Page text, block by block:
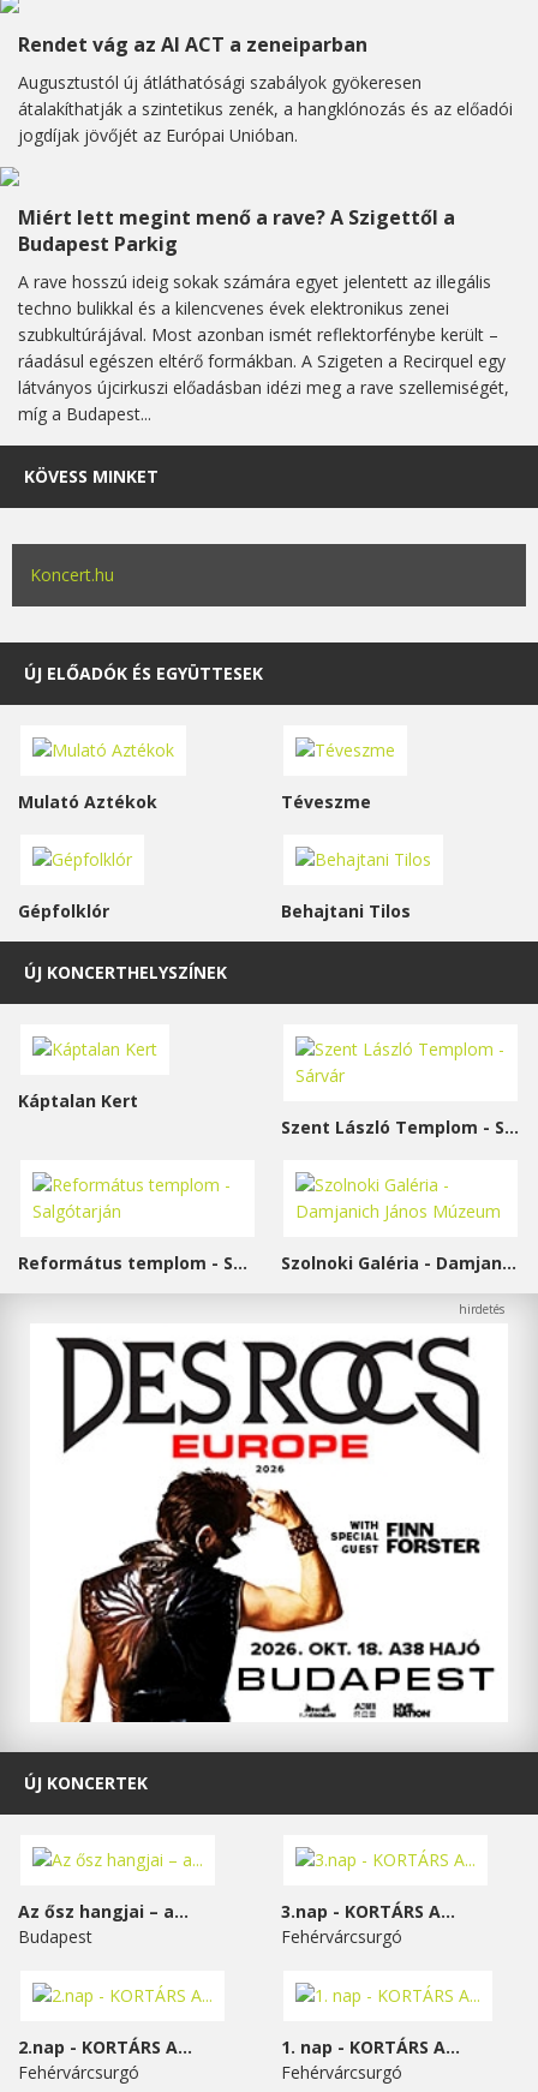
Rendet vág az AI ACT a zeneiparban
Augusztustól új átláthatósági szabályok gyökeresen
átalakíthatják a szintetikus zenék, a hangklónozás és az előadói
jogdíjak jövőjét az Európai Unióban.
Miért lett megint menő a rave? A Szigettől a
Budapest Parkig
A rave hosszú ideig sokak számára egyet jelentett az illegális
techno bulikkal és a kilencvenes évek elektronikus zenei
szubkultúrájával. Most azonban ismét reflektorfénybe került –
ráadásul egészen eltérő formákban. A Szigeten a Recirquel egy
látványos újcirkuszi előadásban idézi meg a rave szellemiségét,
míg a Budapest...
KÖVESS MINKET
Koncert.hu
ÚJ ELŐADÓK ÉS EGYÜTTESEK
Mulató Aztékok Téveszme
Gépfolklór Behajtani Tilos
ÚJ KONCERTHELYSZÍNEK
Káptalan Kert
Szent László Templom - Sárvár
Református templom - Salgótarján Szolnoki Galéria - Damjanich János Múzeum
ÚJ KONCERTEK
Az ősz hangjai – a...
Budapest
3.nap - KORTÁRS A...
Fehérvárcsurgó
2.nap - KORTÁRS A...
Fehérvárcsurgó
1. nap - KORTÁRS A...
Fehérvárcsurgó